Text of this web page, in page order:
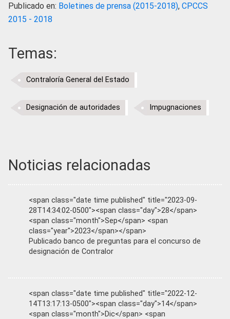
Publicado en: Boletines de prensa (2015-2018), CPCCS
2015 - 2018
Temas:
Contraloría General del Estado
Designación de autoridades Impugnaciones
Noticias relacionadas
<span class="date time published" title="2023-09-
28T14:34:02-0500"><span class="day">28</span>
<span class="month">Sep</span> <span
class="year">2023</span></span>
Publicado banco de preguntas para el concurso de
designación de Contralor
<span class="date time published" title="2022-12-
14T13:17:13-0500"><span class="day">14</span>
<span class="month">Dic</span> <span